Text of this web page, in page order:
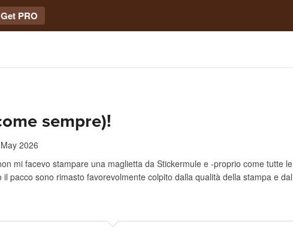
Get PRO
sempre)!
2026
mi facevo stampare una maglietta da Stickermule e -proprio come tutte le
pacco sono rimasto favorevolmente colpito dalla qualità della stampa e dal